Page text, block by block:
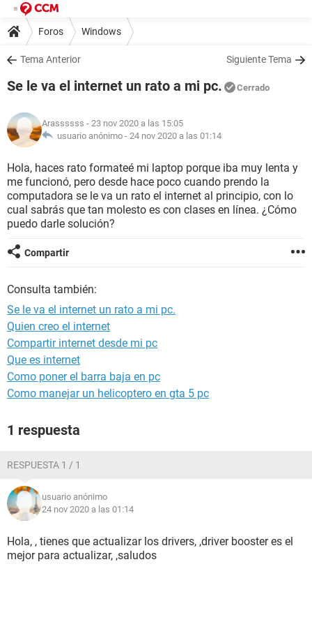
Foros Windows
Tema Anterior Siguiente Tema
Se le va el internet un rato a mi pc. Cerrado
Arassssss - 23 nov 2020 a las 15:05
usuario anónimo - 24 nov 2020 a las 01:14
Hola, haces rato formateé mi laptop porque iba muy lenta y
me funcionó, pero desde hace poco cuando prendo la
computadora se le va un rato el internet al principio, con lo
cual sabrás que tan molesto es con clases en línea. ¿Cómo
puedo darle solución?
Compartir
Consulta también:
Se le va el internet un rato a mi pc.
Quien creo el internet
Compartir internet desde mi pc
Que es internet
Como poner el barra baja en pc
Como manejar un helicoptero en gta 5 pc
1 respuesta
RESPUESTA 1 / 1
usuario anónimo
24 nov 2020 a las 01:14
Hola, , tienes que actualizar los drivers, ,driver booster es el
mejor para actualizar, ,saludos